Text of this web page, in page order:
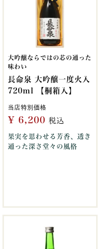
大吟醸ならではの芯の通った
味わい
長命泉 大吟醸一度火入
720ml 【桐箱入】
当店特別価格
¥ 6,200 税込
果実を思わせる芳香、透き
通った深さ堂々の風格